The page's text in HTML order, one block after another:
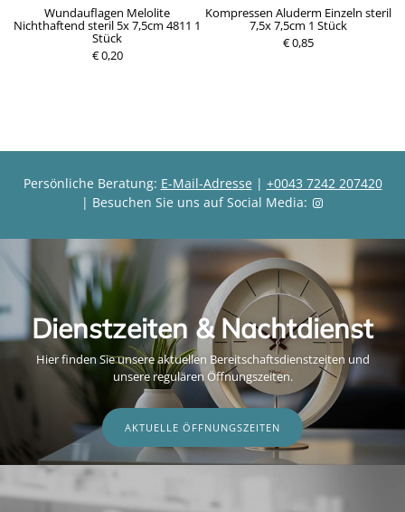
Wundauflagen Melolite
Nichthaftend steril 5x 7,5cm 4811 1
Stück
€ 0,20
Kompressen Aluderm Einzeln steril
7,5x 7,5cm 1 Stück
€ 0,85
Persönliche Beratung: E-Mail-Adresse | +0043 7242 207420
| Besuchen Sie uns auf Social Media:
Dienstzeiten & Nachtdienst
Hier finden Sie unsere aktuellen Bereitschaftsdienstzeiten und
unsere regulären Öffnungszeiten.
AKTUELLE ÖFFNUNGSZEITEN